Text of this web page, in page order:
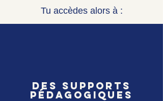
Tu accèdes alors à :
Des SUPPORTS
pédagogiques